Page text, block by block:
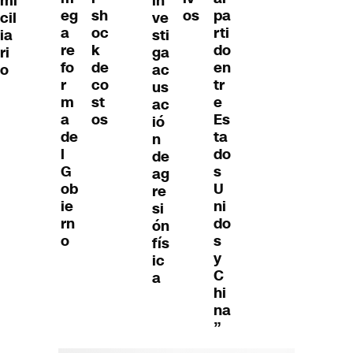
cil
ia
ri
o
eg
a
re
fo
r
m
a
de
l
G
ob
ie
rn
o
sh
oc
k
de
co
st
os
ve
sti
ga
ac
us
ac
ió
n
de
ag
re
si
ón
fís
ic
a
os
pa
rti
do
en
tr
e
Es
ta
do
s
U
ni
do
s
y
C
hi
na
”